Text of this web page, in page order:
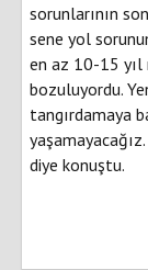
sorunlarının
sene yol
en az 10-15 yıl
bozuluyordu.
tangırdamaya
diye konuştu.